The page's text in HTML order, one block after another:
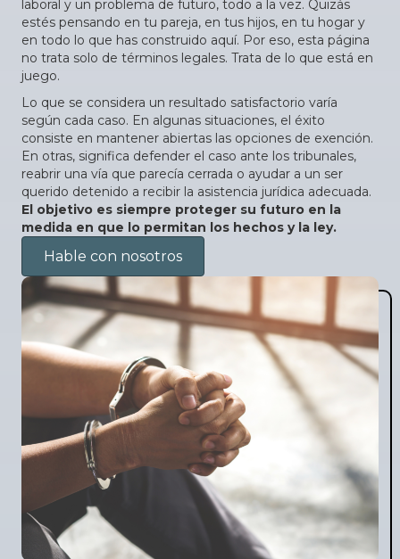
laboral y un problema de futuro, todo a la vez. Quizás
estés pensando en tu pareja, en tus hijos, en tu hogar y
en todo lo que has construido aquí. Por eso, esta página
no trata solo de términos legales. Trata de lo que está en
juego.
Lo que se considera un resultado satisfactorio varía
según cada caso. En algunas situaciones, el éxito
consiste en mantener abiertas las opciones de exención.
En otras, significa defender el caso ante los tribunales,
reabrir una vía que parecía cerrada o ayudar a un ser
querido detenido a recibir la asistencia jurídica adecuada.
El objetivo es siempre proteger su futuro en la
medida en que lo permitan los hechos y la ley.
Hable con nosotros